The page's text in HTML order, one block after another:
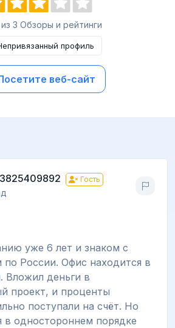
из 3 Обзоры и рейтинги
профиль
веб-сайт
Гость
уже 6 лет и знаком с
по России. Офис находится в
Вложил деньги в
проект, и проценты
поступали на счёт. Но
в одностороннем порядке